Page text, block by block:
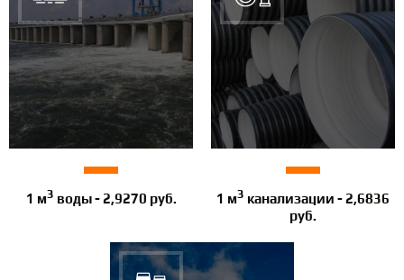
1 м3 воды - 2,9270 руб. 1 м3 канализации - 2,6836
руб.